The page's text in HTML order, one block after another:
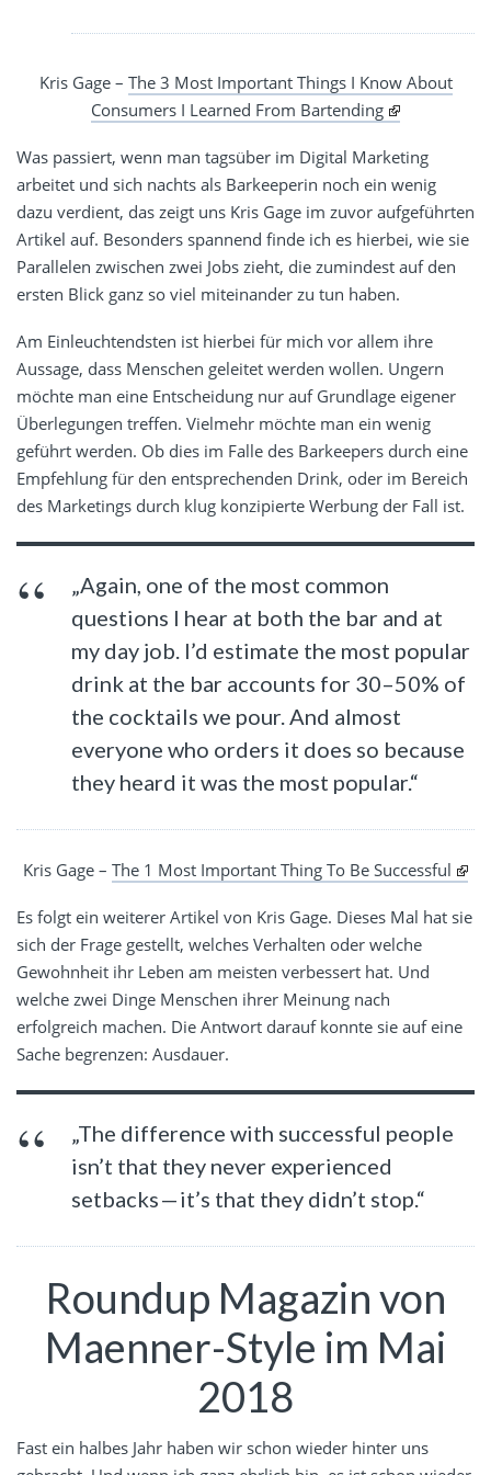
Kris Gage – The 3 Most Important Things I Know About
Consumers I Learned From Bartending
Was passiert, wenn man tagsüber im Digital Marketing
arbeitet und sich nachts als Barkeeperin noch ein wenig
dazu verdient, das zeigt uns Kris Gage im zuvor aufgeführten
Artikel auf. Besonders spannend finde ich es hierbei, wie sie
Parallelen zwischen zwei Jobs zieht, die zumindest auf den
ersten Blick ganz so viel miteinander zu tun haben.
Am Einleuchtendsten ist hierbei für mich vor allem ihre
Aussage, dass Menschen geleitet werden wollen. Ungern
möchte man eine Entscheidung nur auf Grundlage eigener
Überlegungen treffen. Vielmehr möchte man ein wenig
geführt werden. Ob dies im Falle des Barkeepers durch eine
Empfehlung für den entsprechenden Drink, oder im Bereich
des Marketings durch klug konzipierte Werbung der Fall ist.
„Again, one of the most common
questions I hear at both the bar and at
my day job. I’d estimate the most popular
drink at the bar accounts for 30–50% of
the cocktails we pour. And almost
everyone who orders it does so because
they heard it was the most popular.“
Kris Gage –The 1 Most Important Thing To Be Successful
Es folgt ein weiterer Artikel von Kris Gage. Dieses Mal hat sie
sich der Frage gestellt, welches Verhalten oder welche
Gewohnheit ihr Leben am meisten verbessert hat. Und
welche zwei Dinge Menschen ihrer Meinung nach
erfolgreich machen. Die Antwort darauf konnte sie auf eine
Sache begrenzen: Ausdauer.
„The difference with successful people
isn’t that they never experienced
setbacks — it’s that they didn’t stop.“
Roundup Magazin von
Maenner-Style im Mai
2018
Fast ein halbes Jahr haben wir schon wieder hinter uns